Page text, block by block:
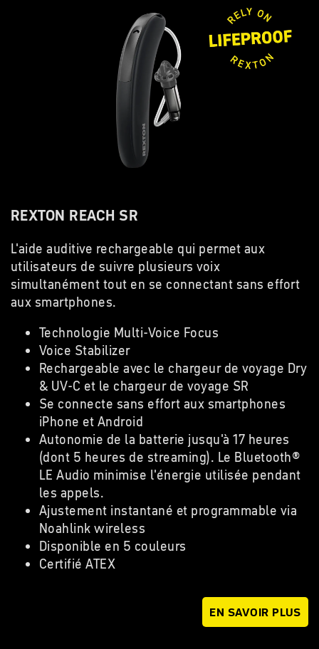
REXTON REACH SR
L'aide auditive rechargeable qui permet aux
utilisateurs de suivre plusieurs voix
simultanément tout en se connectant sans effort
aux smartphones.
Technologie Multi-Voice Focus
Voice Stabilizer
Rechargeable avec le chargeur de voyage Dry
& UV-C et le chargeur de voyage SR
Se connecte sans effort aux smartphones
iPhone et Android
Autonomie de la batterie jusqu'à 17 heures
(dont 5 heures de streaming). Le Bluetooth®
LE Audio minimise l'énergie utilisée pendant
les appels.
Ajustement instantané et programmable via
Noahlink wireless
Disponible en 5 couleurs
Certifié ATEX
EN SAVOIR PLUS